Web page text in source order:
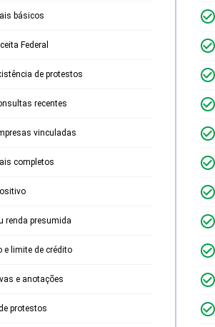
básicos
Federal
de protestos
recentes
vinculadas
completos
renda presumida
e limite de crédito
e anotações
protestos